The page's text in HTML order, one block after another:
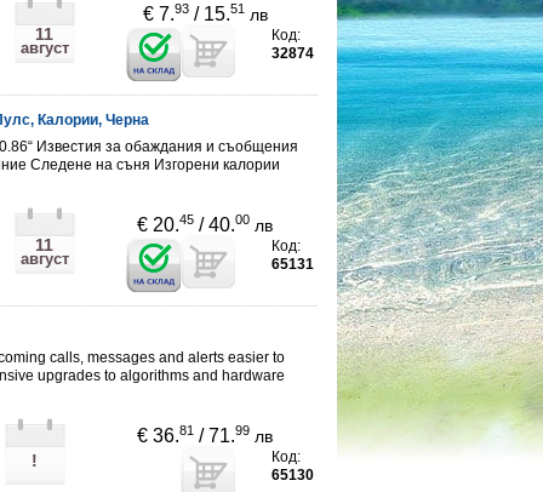
11
август
€ 7.93/ 15.51 лв
Код:
32874
Калории, Черна
Известия за обаждания и съобщения
Следене на съня Изгорени калории
11
август
€ 20.45 / 40.00 лв
Код:
65131
calls, messages and alerts easier to
upgrades to algorithms and hardware
!
€ 36.81 / 71.99 лв
Код:
65130